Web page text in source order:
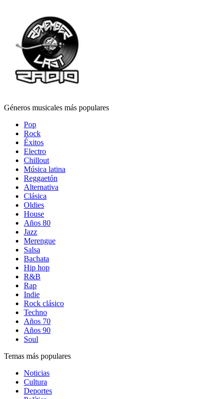
Géneros musicales más populares
Pop
Rock
Éxitos
Electro
Chillout
Música latina
Reggaetón
Alternativa
Clásica
Oldies
House
Años 80
Jazz
Merengue
Salsa
Bachata
Hip hop
R&B
Rap
Indie
Rock clásico
Techno
Años 70
Años 90
Soul
Temas más populares
Noticias
Cultura
Deportes